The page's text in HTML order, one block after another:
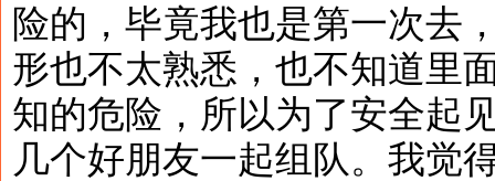
险的，毕竟我也是第一次去
形也不太熟悉，也不知道里
知的危险，所以为了安全起
几个好朋友一起组队。我觉